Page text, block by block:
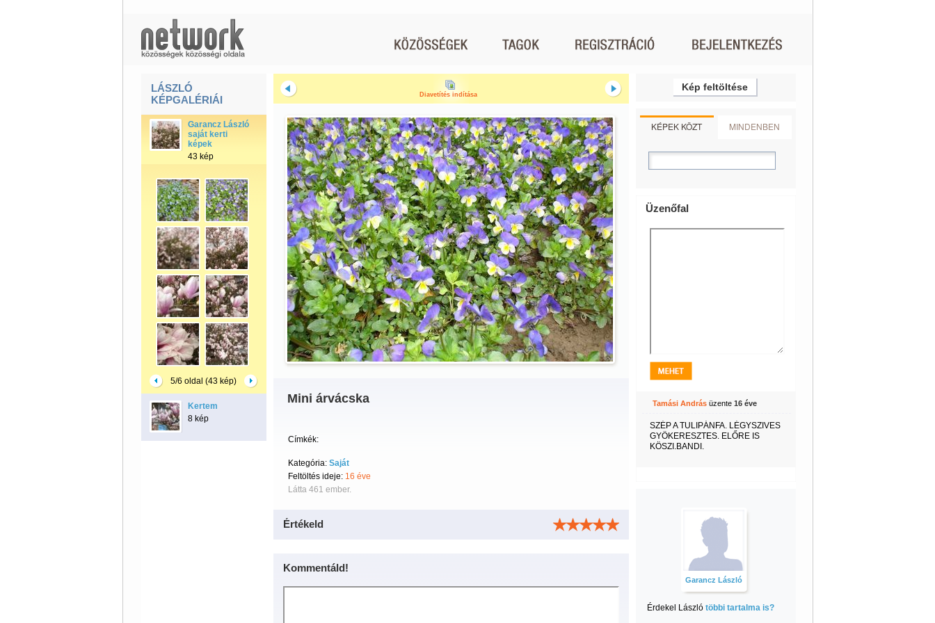
LÁSZLÓ
KÉPGALÉRIÁI
Garancz László
saját kerti
képek
43 kép
5/6 oldal (43 kép)
Kertem
8 kép
Diavetítés indítása
Mini árvácska
Címkék:
Kategória: Saját
Feltöltés ideje: 16 éve
Látta 461 ember.
Értékeld
Kommentáld!
Kép feltöltése
KÉPEK KÖZT MINDENBEN
Üzenőfal
Tamási Andrásüzente 16 éve
SZÉP A TULIPÁNFA. LÉGYSZIVES
GYÖKERESZTES. ELŐRE IS
KÖSZI.BANDI.
Garancz László
Érdekel László többi tartalma is?